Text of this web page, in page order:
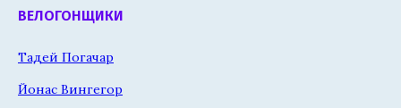
ВЕЛОГОНЩИКИ
Тадей Погачар
Йонас Вингегор